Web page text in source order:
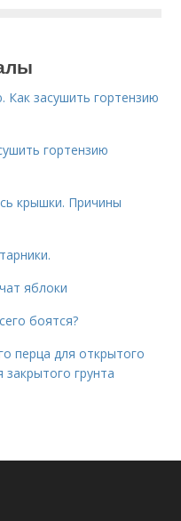
Как засушить гортензию
гортензию
крышки. Причины
яблоки
боятся?
перца для открытого
закрытого грунта